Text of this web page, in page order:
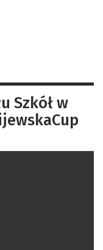
Szkół w